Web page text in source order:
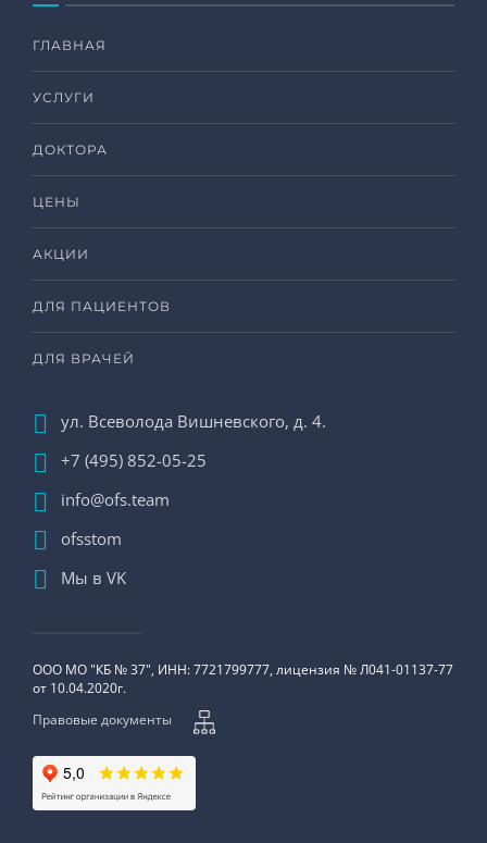
ГЛАВНАЯ
УСЛУГИ
ДОКТОРА
ЦЕНЫ
АКЦИИ
ДЛЯ ПАЦИЕНТОВ
ДЛЯ ВРАЧЕЙ
ул. Всеволода Вишневского, д. 4.
+7 (495) 852-05-25
info@ofs.team
ofsstom
Мы в VK
ООО МО "КБ № 37", ИНН: 7721799777, лицензия № Л041-01137-77
от 10.04.2020г.
Правовые документы